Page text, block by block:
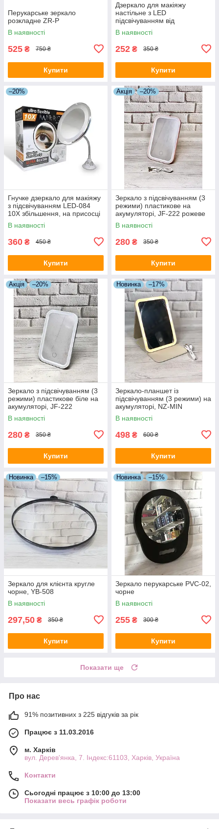
Перукарське зеркало
розкладне ZR-P
В наявності
525 ₴ 750 ₴
Купити
Дзеркало для макіяжу
настільне з LED
підсвічуванням від
акумулятора 3 режими
свічення JF-110A Рожевий
В наявності
252 ₴ 350 ₴
Купити
–20%
Гнучке дзеркало для макіяжу
з підсвічуванням LED-084
10X збільшення, на присосці
В наявності
360 ₴ 450 ₴
Купити
Акція –20%
Зеркало з підсвічуванням (3
режими) пластикове на
акумуляторі, JF-222 рожеве
В наявності
280 ₴ 350 ₴
Купити
Акція –20%
Зеркало з підсвічуванням (3
режими) пластикове біле на
акумуляторі, JF-222
В наявності
280 ₴ 350 ₴
Купити
Новинка –17%
Зеркало-планшет із
підсвічуванням (3 режими) на
акумуляторі, NZ-MIN
В наявності
498 ₴ 600 ₴
Купити
Новинка –15%
Зеркало для клієнта кругле
чорне, YB-508
В наявності
297,50 ₴ 350 ₴
Купити
Новинка –15%
Зеркало перукарське PVC-02,
чорне
В наявності
255 ₴ 300 ₴
Купити
Показати ще
Про нас
91% позитивних з 225 відгуків за рік
Працює з 11.03.2016
м. Харків
вул. Дерев'янка, 7. Індекс:61103, Харків, Україна
Контакти
Сьогодні працює з 10:00 до 13:00
Показати весь графік роботи